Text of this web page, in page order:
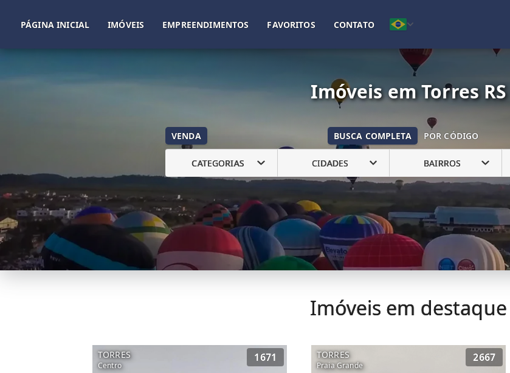
(51) 99322-5588
PÁGINA INICIAL IMÓVEIS EMPREENDIMENTOS FAVORITOS CONTATO
Imóveis em Torres RS
VENDA BUSCA COMPLETA POR CÓDIGO
CATEGORIAS CIDADES BAIRROS
Imóveis em destaque
TORRES
Centro
1671 TORRES
Praia Grande
2667